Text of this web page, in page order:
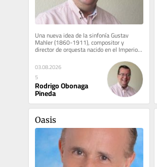
Una nueva idea de la sinfonía Gustav
Mahler (1860-1911), compositor y
director de orquesta nacido en el Imperio
austrohúngaro, pertenece a una...
03.08.2026
5
Rodrigo Obonaga
Pineda
Oasis